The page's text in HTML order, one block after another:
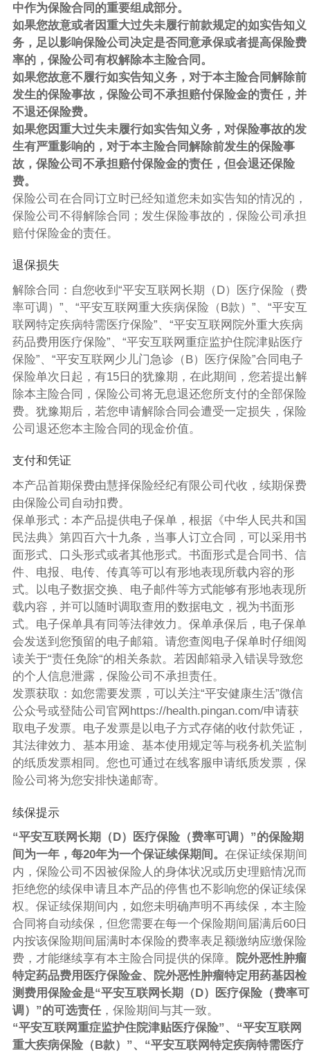
中作为保险合同的重要组成部分。
如果您故意或者因重大过失未履行前款规定的如实告知义
务，足以影响保险公司决定是否同意承保或者提高保险费
率的，保险公司有权解除本主险合同。
如果您故意不履行如实告知义务，对于本主险合同解除前
发生的保险事故，保险公司不承担赔付保险金的责任，并
不退还保险费。
如果您因重大过失未履行如实告知义务，对保险事故的发
生有严重影响的，对于本主险合同解除前发生的保险事
故，保险公司不承担赔付保险金的责任，但会退还保险
费。
保险公司在合同订立时已经知道您未如实告知的情况的，
保险公司不得解除合同；发生保险事故的，保险公司承担
赔付保险金的责任。
退保损失
解除合同：自您收到“平安互联网长期（D）医疗保险（费
率可调）”、“平安互联网重大疾病保险（B款）”、“平安互
联网特定疾病特需医疗保险”、“平安互联网院外重大疾病
药品费用医疗保险”、“平安互联网重症监护住院津贴医疗
保险”、“平安互联网少儿门急诊（B）医疗保险”合同电子
保险单次日起，有15日的犹豫期，在此期间，您若提出解
除本主险合同，保险公司将无息退还您所支付的全部保险
费。犹豫期后，若您申请解除合同会遭受一定损失，保险
公司退还您本主险合同的现金价值。
支付和凭证
本产品首期保费由慧择保险经纪有限公司代收，续期保费
由保险公司自动扣费。
保单形式：本产品提供电子保单，根据《中华人民共和国
民法典》第四百六十九条，当事人订立合同，可以采用书
面形式、口头形式或者其他形式。书面形式是合同书、信
件、电报、电传、传真等可以有形地表现所载内容的形
式。以电子数据交换、电子邮件等方式能够有形地表现所
载内容，并可以随时调取查用的数据电文，视为书面形
式。电子保单具有同等法律效力。保单承保后，电子保单
会发送到您预留的电子邮箱。请您查阅电子保单时仔细阅
读关于“责任免除“的相关条款。若因邮箱录入错误导致您
的个人信息泄露，保险公司不承担责任。
发票获取：如您需要发票，可以关注“平安健康生活”微信
公众号或登陆公司官网https://health.pingan.com/申请获
取电子发票。电子发票是以电子方式存储的收付款凭证，
其法律效力、基本用途、基本使用规定等与税务机关监制
的纸质发票相同。您也可通过在线客服申请纸质发票，保
险公司将为您安排快递邮寄。
续保提示
“平安互联网长期（D）医疗保险（费率可调）”的保险期
间为一年，每20年为一个保证续保期间。 在保证续保期间
内，保险公司不因被保险人的身体状况或历史理赔情况而
拒绝您的续保申请且本产品的停售也不影响您的保证续保
权。保证续保期间内，如您未明确声明不再续保，本主险
合同将自动续保，但您需要在每一个保险期间届满后60日
内按该保险期间届满时本保险的费率表足额缴纳应缴保险
费，才能继续享有本主险合同提供的保障。
院外恶性肿瘤
特定药品费用医疗保险金、院外恶性肿瘤特定用药基因检
测费用保险金是“平安互联网长期（D）医疗保险（费率可
调）”的可选责任，保险期间与其一致。
“平安互联网重症监护住院津贴医疗保险”、“平安互联网
重大疾病保险（B款）”、“平安互联网特定疾病特需医疗